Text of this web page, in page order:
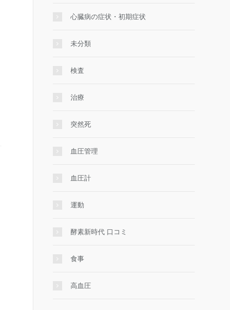
心臓病の症状・初期症状
未分類
検査
治療
突然死
血圧管理
血圧計
運動
酵素新時代 口コミ
食事
高血圧